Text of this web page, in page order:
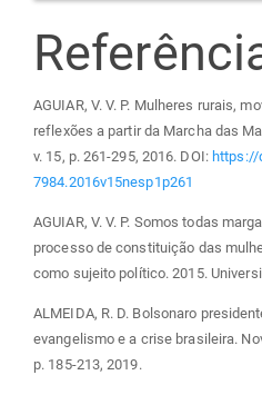
AGUIAR, V. V. P. Mulheres rurais,
reflexões a partir da Marcha das
v. 15, p. 261-295, 2016. DOI: https://
7984.2016v15nesp1p261
AGUIAR, V. V. P. Somos todas
processo de constituição das
como sujeito político. 2015.
ALMEIDA, R. D. Bolsonaro
evangelismo e a crise brasileira.
p. 185-213, 2019.